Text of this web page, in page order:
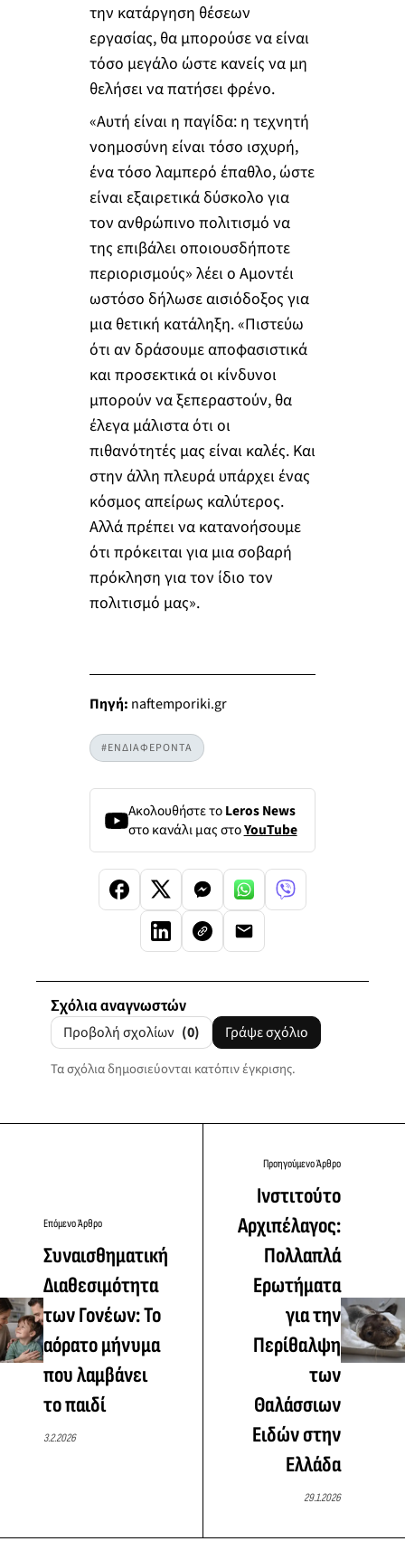
την κατάργηση θέσεων
εργασίας, θα μπορούσε να είναι
τόσο μεγάλο ώστε κανείς να μη
θελήσει να πατήσει φρένο.
«Αυτή είναι η παγίδα: η τεχνητή
νοημοσύνη είναι τόσο ισχυρή,
ένα τόσο λαμπερό έπαθλο, ώστε
είναι εξαιρετικά δύσκολο για
τον ανθρώπινο πολιτισμό να
της επιβάλει οποιουσδήποτε
περιορισμούς» λέει ο Αμοντέι
ωστόσο δήλωσε αισιόδοξος για
μια θετική κατάληξη. «Πιστεύω
ότι αν δράσουμε αποφασιστικά
και προσεκτικά οι κίνδυνοι
μπορούν να ξεπεραστούν, θα
έλεγα μάλιστα ότι οι
πιθανότητές μας είναι καλές. Και
στην άλλη πλευρά υπάρχει ένας
κόσμος απείρως καλύτερος.
Αλλά πρέπει να κατανοήσουμε
ότι πρόκειται για μια σοβαρή
πρόκληση για τον ίδιο τον
πολιτισμό μας».
Πηγή: naftemporiki.gr
#ΕΝΔΙΑΦΕΡΟΝΤΑ
Ακολουθήστε τοLeros News
στο κανάλι μας στοYouTube
Σχόλια αναγνωστών
Προβολή σχολίων (0) Γράψε σχόλιο
Τα σχόλια δημοσιεύονται κατόπιν έγκρισης.
Επόμενο Άρθρο
Συναισθηματική
Διαθεσιμότητα
των Γονέων: Το
αόρατο μήνυμα
που λαμβάνει
το παιδί
3.2.2026
Προηγούμενο Άρθρο
Ινστιτούτο
Αρχιπέλαγος:
Πολλαπλά
Ερωτήματα
για την
Περίθαλψη
των
Θαλάσσιων
Ειδών στην
Ελλάδα
29.1.2026